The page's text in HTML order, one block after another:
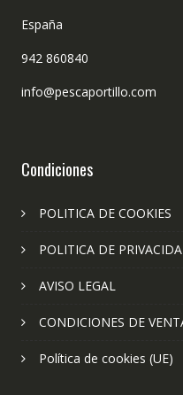
España
942 860840
info@pescaportillo.com
Condiciones
POLITICA DE COOKIES
POLITICA DE
AVISO LEGAL
CONDICIONES DE
Política de cookies (UE)